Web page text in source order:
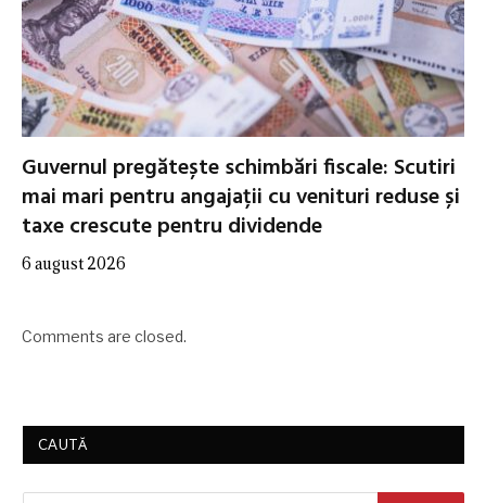
Guvernul pregătește schimbări fiscale: Scutiri
mai mari pentru angajații cu venituri reduse și
taxe crescute pentru dividende
6 august 2026
Comments are closed.
CAUTĂ